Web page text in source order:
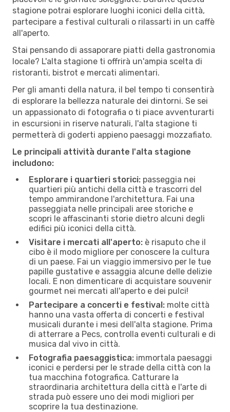
stagione potrai esplorare luoghi iconici della città,
partecipare a festival culturali o rilassarti in un caffè
all'aperto.
Stai pensando di assaporare piatti della gastronomia
locale? L'alta stagione ti offrirà un'ampia scelta di
ristoranti, bistrot e mercati alimentari.
Per gli amanti della natura, il bel tempo ti consentirà
di esplorare la bellezza naturale dei dintorni. Se sei
un appassionato di fotografia o ti piace avventurarti
in escursioni in riserve naturali, l'alta stagione ti
permetterà di goderti appieno paesaggi mozzafiato.
Le principali attività durante l'alta stagione
includono:
Esplorare i quartieri storici: passeggia nei
quartieri più antichi della città e trascorri del
tempo ammirandone l'architettura. Fai una
passeggiata nelle principali aree storiche e
scopri le affascinanti storie dietro alcuni degli
edifici più iconici della città.
Visitare i mercati all'aperto: è risaputo che il
cibo è il modo migliore per conoscere la cultura
di un paese. Fai un viaggio immersivo per le tue
papille gustative e assaggia alcune delle delizie
locali. E non dimenticare di acquistare souvenir
gourmet nei mercati all'aperto e dei pulci!
Partecipare a concerti e festival: molte città
hanno una vasta offerta di concerti e festival
musicali durante i mesi dell'alta stagione. Prima
di atterrare a Pecs, controlla eventi culturali e di
musica dal vivo in città.
Fotografia paesaggistica: immortala paesaggi
iconici e perdersi per le strade della città con la
tua macchina fotografica. Catturare la
straordinaria architettura della città e l'arte di
strada può essere uno dei modi migliori per
scoprire la tua destinazione.